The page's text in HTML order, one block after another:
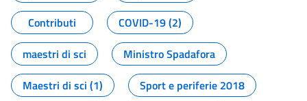
Contributi
COVID-19 (2)
maestri di sci
Ministro Spadafora
Maestri di sci (1)
Sport e periferie 2018